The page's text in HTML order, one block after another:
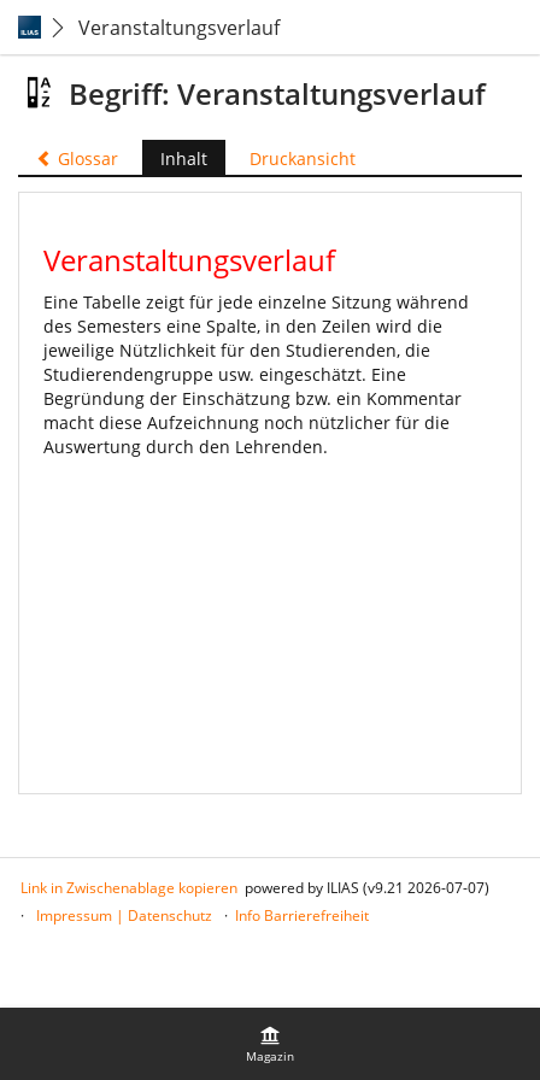
Veranstaltungsverlauf
Magazin
Begriff: Veranstaltungsverlauf
Glossar Inhalt Druckansicht
Veranstaltungsverlauf
Eine Tabelle zeigt für jede einzelne Sitzung während
des Semesters eine Spalte, in den Zeilen wird die
jeweilige Nützlichkeit für den Studierenden, die
Studierendengruppe usw. eingeschätzt. Eine
Begründung der Einschätzung bzw. ein Kommentar
macht diese Aufzeichnung noch nützlicher für die
Auswertung durch den Lehrenden.
Link in Zwischenablage kopieren powered by ILIAS (v9.21 2026-07-07)
Impressum | Datenschutz
Info Barrierefreiheit